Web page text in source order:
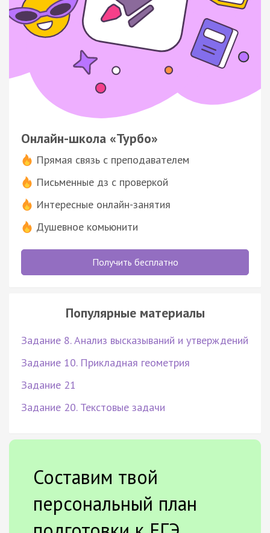
Онлайн-школа «Турбо»
Прямая связь с преподавателем
Письменные дз с проверкой
Интересные онлайн-занятия
Душевное комьюнити
Получить бесплатно
Популярные материалы
Задание 8. Анализ высказываний и утверждений
Задание 10. Прикладная геометрия
Задание 21
Задание 20. Текстовые задачи
Составим твой
персональный план